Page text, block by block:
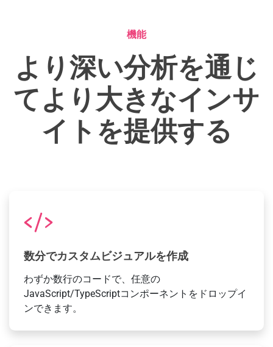
機能
より深い分析を通じ
てより大きなインサ
イトを提供する
数分でカスタムビジュアルを作成
わずか数行のコードで、任意の
JavaScript/TypeScriptコンポーネントをドロップイ
ンできます。